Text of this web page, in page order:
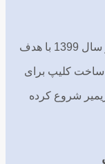
سایت پرو جی اف ایکس فعالیت خود را از سال 1399 با هدف
ساخت کلیپ برای
شروع کرده